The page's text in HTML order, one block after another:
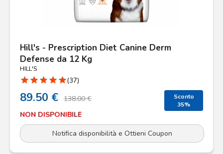
Hill's - Prescription Diet Canine Derm
Defense da 12 Kg
HILL'S
star star star star star(37)
89.50 € 138.00 €
Sconto
35%
NON DISPONIBILE
Notifica disponibilità e Ottieni Coupon